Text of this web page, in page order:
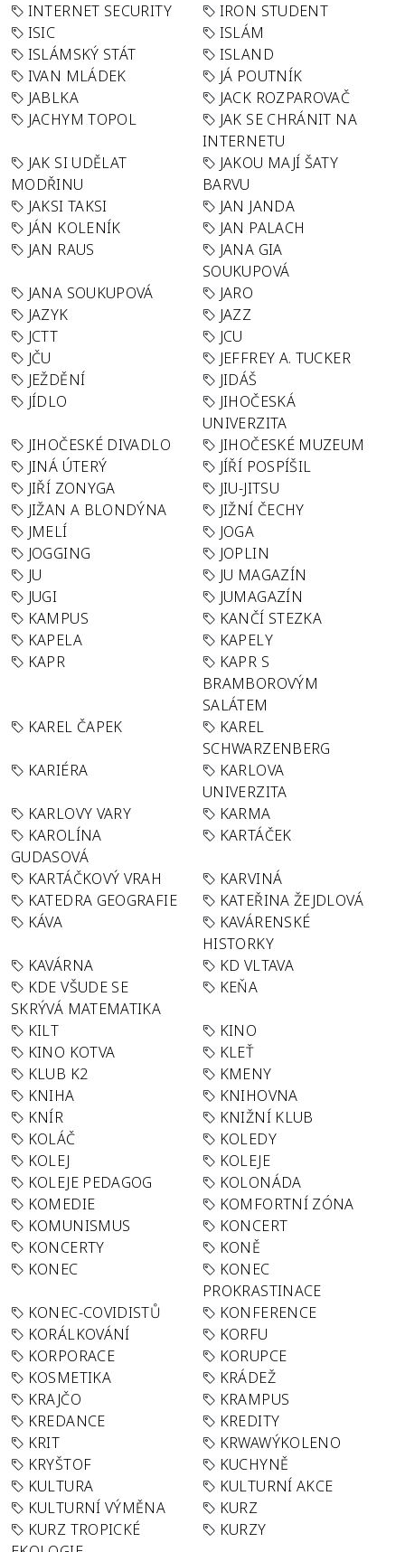
INTERNET SECURITY
IRON STUDENT
ISIC
ISLÁM
ISLÁMSKÝ STÁT
ISLAND
IVAN MLÁDEK
JÁ POUTNÍK
JABLKA
JACK ROZPAROVAČ
JACHYM TOPOL
JAK SE CHRÁNIT NA
INTERNETU
JAK SI UDĚLAT
MODŘINU
JAKOU MAJÍ ŠATY
BARVU
JAKSI TAKSI
JAN JANDA
JÁN KOLENÍK
JAN PALACH
JAN RAUS
JANA GIA
SOUKUPOVÁ
JANA SOUKUPOVÁ
JARO
JAZYK
JAZZ
JCTT
JCU
JČU
JEFFREY A. TUCKER
JEŽDĚNÍ
JIDÁŠ
JÍDLO
JIHOČESKÁ
UNIVERZITA
JIHOČESKÉ DIVADLO
JIHOČESKÉ MUZEUM
JINÁ ÚTERÝ
JÍŘÍ POSPÍŠIL
JIŘÍ ZONYGA
JIU-JITSU
JIŽAN A BLONDÝNA
JIŽNÍ ČECHY
JMELÍ
JOGA
JOGGING
JOPLIN
JU
JU MAGAZÍN
JUGI
JUMAGAZÍN
KAMPUS
KANČÍ STEZKA
KAPELA
KAPELY
KAPR
KAPR S
BRAMBOROVÝM
SALÁTEM
KAREL ČAPEK
KAREL
SCHWARZENBERG
KARIÉRA
KARLOVA
UNIVERZITA
KARLOVY VARY
KARMA
KAROLÍNA
GUDASOVÁ
KARTÁČEK
KARTÁČKOVÝ VRAH
KARVINÁ
KATEDRA GEOGRAFIE
KATEŘINA ŽEJDLOVÁ
KÁVA
KAVÁRENSKÉ
HISTORKY
KAVÁRNA
KD VLTAVA
KDE VŠUDE SE
SKRÝVÁ MATEMATIKA
KEŇA
KILT
KINO
KINO KOTVA
KLEŤ
KLUB K2
KMENY
KNIHA
KNIHOVNA
KNÍR
KNIŽNÍ KLUB
KOLÁČ
KOLEDY
KOLEJ
KOLEJE
KOLEJE PEDAGOG
KOLONÁDA
KOMEDIE
KOMFORTNÍ ZÓNA
KOMUNISMUS
KONCERT
KONCERTY
KONĚ
KONEC
KONEC
PROKRASTINACE
KONEC-COVIDISTŮ
KONFERENCE
KORÁLKOVÁNÍ
KORFU
KORPORACE
KORUPCE
KOSMETIKA
KRÁDEŽ
KRAJČO
KRAMPUS
KREDANCE
KREDITY
KRIT
KRWAWÝKOLENO
KRYŠTOF
KUCHYNĚ
KULTURA
KULTURNÍ AKCE
KULTURNÍ VÝMĚNA
KURZ
KURZ TROPICKÉ
KURZY